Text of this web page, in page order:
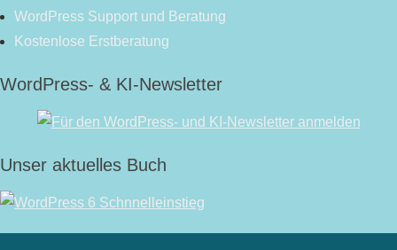
WordPress Support und Beratung
Kostenlose Erstberatung
WordPress- & KI-Newsletter
Unser aktuelles Buch